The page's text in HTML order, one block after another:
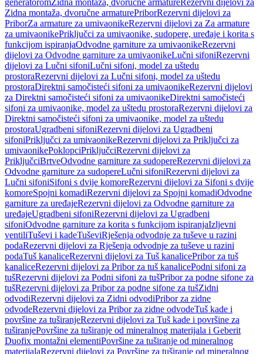
generatoromZidna montaža, dvoručne armatureRezervni dijelovi za
Zidna montaža, dvoručne armaturePriborRezervni dijelovi za
PriborZa armature za umivaonikeRezervni dijelovi za Za armature
za umivaonikePriključci za umivaonike, sudopere, uređaje i korita s
funkcijom ispiranjaOdvodne garniture za umivaonikeRezervni
dijelovi za Odvodne garniture za umivaonikeLučni sifoniRezervni
dijelovi za Lučni sifoniLučni sifoni, model za uštedu
prostoraRezervni dijelovi za Lučni sifoni, model za uštedu
prostoraDirektni samočisteći sifoni za umivaonikeRezervni dijelovi
za Direktni samočisteći sifoni za umivaonikeDirektni samočisteći
sifoni za umivaonike, model za uštedu prostoraRezervni dijelovi za
Direktni samočisteći sifoni za umivaonike, model za uštedu
prostoraUgradbeni sifoniRezervni dijelovi za Ugradbeni
sifoniPriključci za umivaonikeRezervni dijelovi za Priključci za
umivaonikePoklopciPriključciRezervni dijelovi za
PriključciBrtveOdvodne garniture za sudopereRezervni dijelovi za
Odvodne garniture za sudopereLučni sifoniRezervni dijelovi za
Lučni sifoniSifoni s dvije komoreRezervni dijelovi za Sifoni s dvije
komoreSpojni komadiRezervni dijelovi za Spojni komadiOdvodne
garniture za uređajeRezervni dijelovi za Odvodne garniture za
uređajeUgradbeni sifoniRezervni dijelovi za Ugradbeni
sifoniOdvodne garniture za korita s funkcijom ispiranjaIzljevni
ventiliTuševi i kadeTuševiRješenja odvodnje za tuševe u razini
podaRezervni dijelovi za Rješenja odvodnje za tuševe u razini
podaTuš kanaliceRezervni dijelovi za Tuš kanalicePribor za tuš
kanaliceRezervni dijelovi za Pribor za tuš kanalicePodni sifoni za
tušRezervni dijelovi za Podni sifoni za tušPribor za podne sifone za
tušRezervni dijelovi za Pribor za podne sifone za tušZidni
odvodiRezervni dijelovi za Zidni odvodiPribor za zidne
odvodeRezervni dijelovi za Pribor za zidne odvodeTuš kade i
površine za tuširanjeRezervni dijelovi za Tuš kade i površine za
tuširanjePovršine za tuširanje od mineralnog materijala i Geberit
Duofix montažni elementiPovršine za tuširanje od mineralnog
materijalaRezervni dijelovi za Površine za tuširanje od mineralnog